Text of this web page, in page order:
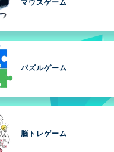
マウスゲーム
パズルゲーム
脳トレゲーム